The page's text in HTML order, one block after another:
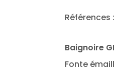
Références :
Baignoire
Fonte